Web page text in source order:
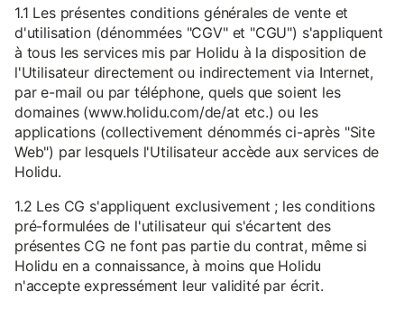
1.1 Les présentes conditions générales de vente et
d'utilisation (dénommées "CGV" et "CGU") s'appliquent
à tous les services mis par Holidu à la disposition de
l'Utilisateur directement ou indirectement via Internet,
par e-mail ou par téléphone, quels que soient les
domaines (www.holidu.com/de/at etc.) ou les
applications (collectivement dénommés ci-après "Site
Web") par lesquels l'Utilisateur accède aux services de
Holidu.
1.2 Les CG s'appliquent exclusivement ; les conditions
pré-formulées de l'utilisateur qui s'écartent des
présentes CG ne font pas partie du contrat, même si
Holidu en a connaissance, à moins que Holidu
n'accepte expressément leur validité par écrit.